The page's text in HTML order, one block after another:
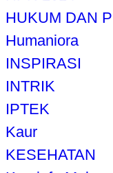
HUKUM DAN
Humaniora
INSPIRASI
INTRIK
IPTEK
Kaur
KESEHATAN